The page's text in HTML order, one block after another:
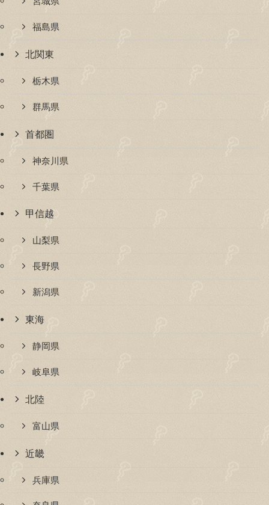
福島県
北関東
栃木県
群馬県
首都圏
神奈川県
千葉県
甲信越
山梨県
長野県
新潟県
東海
静岡県
岐阜県
北陸
富山県
近畿
兵庫県